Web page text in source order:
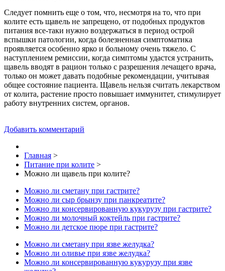
Следует помнить еще о том, что, несмотря на то, что при
колите есть щавель не запрещено, от подобных продуктов
питания все-таки нужно воздержаться в период острой
вспышки патологии, когда болезненная симптоматика
проявляется особенно ярко и больному очень тяжело. С
наступлением ремиссии, когда симптомы удастся устранить,
щавель вводят в рацион только с разрешения лечащего врача,
только он может давать подобные рекомендации, учитывая
общее состояние пациента. Щавель нельзя считать лекарством
от колита, растение просто повышает иммунитет, стимулирует
работу внутренних систем, органов.
Добавить комментарий
Главная >
Питание при колите >
Можно ли щавель при колите?
Можно ли сметану при гастрите?
Можно ли сыр брынзу при панкреатите?
Можно ли консервированную кукурузу при гастрите?
Можно ли молочный коктейль при гастрите?
Можно ли детское пюре при гастрите?
Можно ли сметану при язве желудка?
Можно ли оливье при язве желудка?
Можно ли консервированную кукурузу при язве